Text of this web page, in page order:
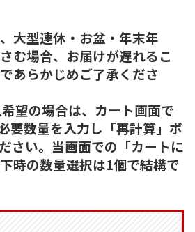
大型連休・お盆・年末年
む場合、お届けが遅れるこ
あらかじめご了承くださ
望の場合は、カート画面で
要数量を入力し「再計算」ボ
さい。当画面での「カートに
時の数量選択は1個で結構で